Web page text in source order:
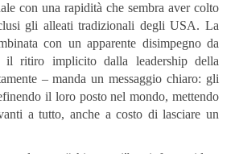
con una rapidità che sembra aver colto
gli alleati tradizionali degli USA. La
con un apparente disimpegno da
ritiro implicito dalla leadership della
– manda un messaggio chiaro: gli
il loro posto nel mondo, mettendo
a tutto, anche a costo di lasciare un